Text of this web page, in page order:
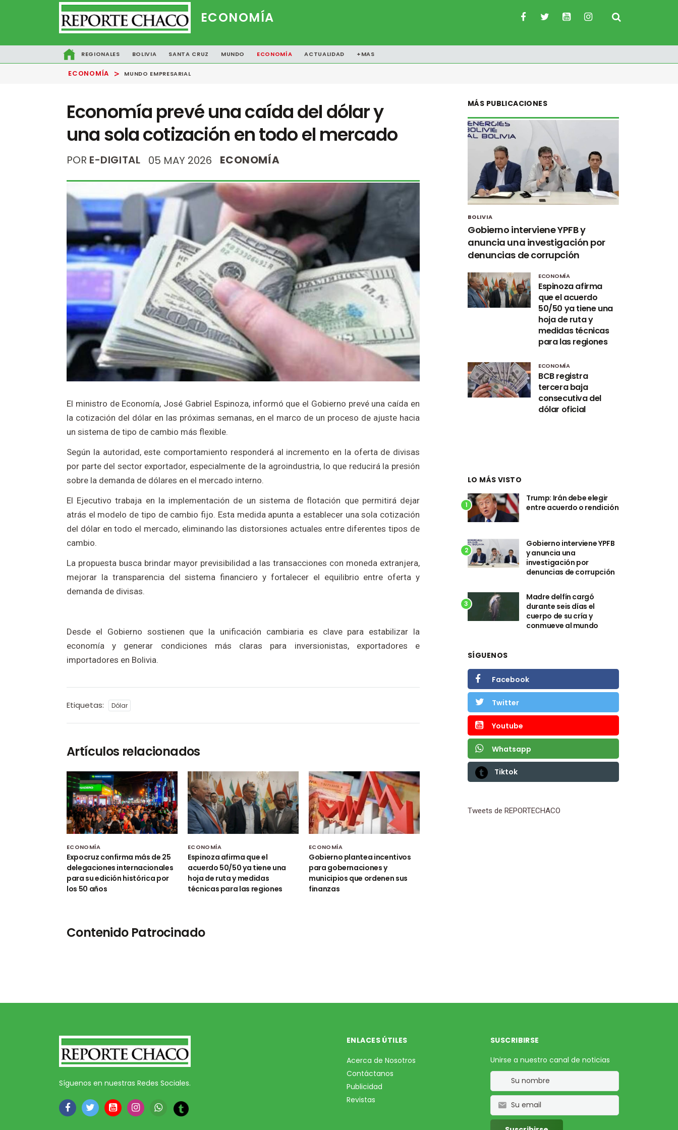
ECONOMÍA
REGIONALES BOLIVIA SANTA CRUZ MUNDO ECONOMÍA ACTUALIDAD +MAS
ECONOMÍA > MUNDO EMPRESARIAL
Economía prevé una caída del dólar y
una sola cotización en todo el mercado
POR E-DIGITAL 05 MAY 2026 ECONOMÍA
El ministro de Economía, José Gabriel Espinoza, informó que el Gobierno prevé una caída en
la cotización del dólar en las próximas semanas, en el marco de un proceso de ajuste hacia
un sistema de tipo de cambio más flexible.
Según la autoridad, este comportamiento responderá al incremento en la oferta de divisas
por parte del sector exportador, especialmente de la agroindustria, lo que reducirá la presión
sobre la demanda de dólares en el mercado interno.
El Ejecutivo trabaja en la implementación de un sistema de flotación que permitirá dejar
atrás el modelo de tipo de cambio fijo. Esta medida apunta a establecer una sola cotización
del dólar en todo el mercado, eliminando las distorsiones actuales entre diferentes tipos de
cambio.
La propuesta busca brindar mayor previsibilidad a las transacciones con moneda extranjera,
mejorar la transparencia del sistema financiero y fortalecer el equilibrio entre oferta y
demanda de divisas.
Desde el Gobierno sostienen que la unificación cambiaria es clave para estabilizar la
economía y generar condiciones más claras para inversionistas, exportadores e
importadores en Bolivia.
Etiquetas: Dólar
Artículos relacionados
ECONOMÍA
Expocruz confirma más de 25
delegaciones internacionales
para su edición histórica por
los 50 años
ECONOMÍA
Espinoza afirma que el
acuerdo 50/50 ya tiene una
hoja de ruta y medidas
técnicas para las regiones
ECONOMÍA
Gobierno plantea incentivos
para gobernaciones y
municipios que ordenen sus
finanzas
Contenido Patrocinado
MÁS PUBLICACIONES
BOLIVIA
Gobierno interviene YPFB y
anuncia una investigación por
denuncias de corrupción
ECONOMÍA
Espinoza afirma
que el acuerdo
50/50 ya tiene una
hoja de ruta y
medidas técnicas
para las regiones
ECONOMÍA
BCB registra
tercera baja
consecutiva del
dólar oficial
LO MÁS VISTO
1
Trump: Irán debe elegir
entre acuerdo o rendición
2
Gobierno interviene YPFB
y anuncia una
investigación por
denuncias de corrupción
3
Madre delfín cargó
durante seis días el
cuerpo de su cría y
conmueve al mundo
SÍGUENOS
Facebook
Twitter
Youtube
Whatsapp
Tiktok
Tweets de REPORTECHACO
Síguenos en nuestras Redes Sociales.
ENLACES ÚTILES
Acerca de Nosotros
Contáctanos
Publicidad
Revistas
SUSCRIBIRSE
Unirse a nuestro canal de noticias